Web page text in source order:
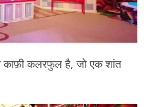
काफ़ी कलरफुल है, जो एक शांत